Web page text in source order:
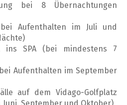
bei 8 Übernachtungen
Aufenthalten im Juli und
ins SPA (bei mindestens 7
Aufenthalten im September
auf dem Vidago-Golfplatz